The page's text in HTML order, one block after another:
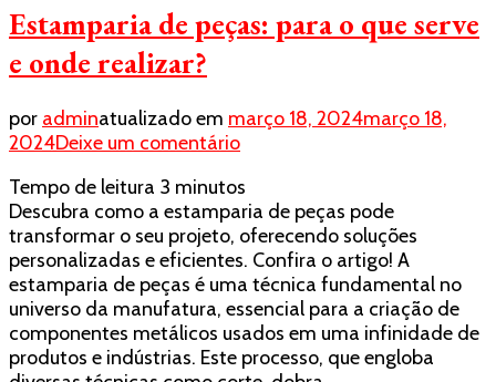
Estamparia de peças: para o que serve
e onde realizar?
por adminatualizado em março 18, 2024março 18,
2024Deixe um comentárioem
de
peças:
para
o
que
serve
e
onde
Tempo de leitura 3 minutos
Descubra como a estamparia de peças pode
transformar o seu projeto, oferecendo soluções
personalizadas e eficientes. Confira o artigo! A
estamparia de peças é uma técnica fundamental no
universo da manufatura, essencial para a criação de
componentes metálicos usados em uma infinidade de
produtos e indústrias. Este processo, que engloba